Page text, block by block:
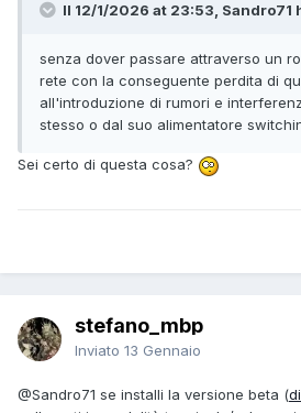
Il 12/1/2026 at 23:53, Sandro71
senza dover passare attraverso un
rete con la conseguente perdita di
all'introduzione di rumori e
stesso o dal suo alimentatore
Sei certo di questa cosa?
stefano_mbp
Inviato 13 Gennaio
@Sandro71 se installi la versione beta (